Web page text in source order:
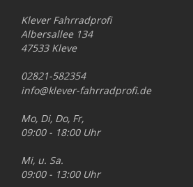
Klever Fahrradprofi
Albersallee 134
47533 Kleve
02821-582354
info@klever-fahrradprofi.de
Mo, Di, Do, Fr,
09:00 - 18:00 Uhr
Mi, u. Sa.
09:00 - 13:00 Uhr